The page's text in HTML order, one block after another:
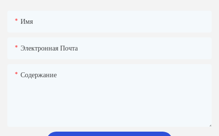
Имя
Электронная Почта
Содержание